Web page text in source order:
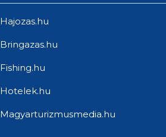
Hajozas.hu
Bringazas.hu
Fishing.hu
Hotelek.hu
Magyarturizmusmedia.hu